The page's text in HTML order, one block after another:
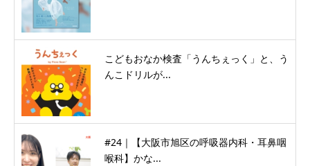
こどもおなか検査「うんちぇっく」と、う
んこドリルが...
#24｜【大阪市旭区の呼吸器内科・耳鼻咽
喉科】かな...